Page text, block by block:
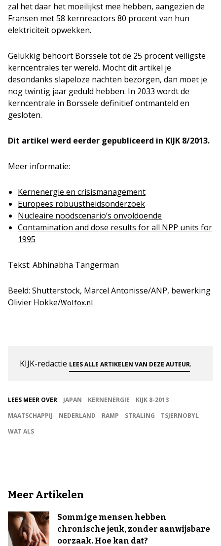
zal het daar het moeilijkst mee hebben, aangezien de
Fransen met 58 kernreactors 80 procent van hun
elektriciteit opwekken.
Gelukkig behoort Borssele tot de 25 procent veiligste
kerncentrales ter wereld. Mocht dit artikel je
desondanks slapeloze nachten bezorgen, dan moet je
nog twintig jaar geduld hebben. In 2033 wordt de
kerncentrale in Borssele definitief ontmanteld en
gesloten.
Dit artikel werd eerder gepubliceerd in KIJK 8/2013.
Meer informatie:
Kernenergie en crisismanagement
Europees robuustheidsonderzoek
Nucleaire noodscenario’s onvoldoende
Contamination and dose results for all NPP units for
1995
Tekst: Abhinabha Tangerman
Beeld: Shutterstock, Marcel Antonisse/ANP, bewerking
Olivier Hokke/Wolfox.nl
KIJK-redactie LEES ALLE ARTIKELEN VAN DEZE AUTEUR.
LEES MEER OVER JAPAN KERNENERGIE
KIJK 8-2013
MAATSCHAPPIJ
NEDERLAND RAMP STRALING
TSJERNOBYL
WAT ALS
Meer Artikelen
Sommige mensen hebben
chronische jeuk, zonder aanwijsbare
oorzaak. Hoe kan dat?